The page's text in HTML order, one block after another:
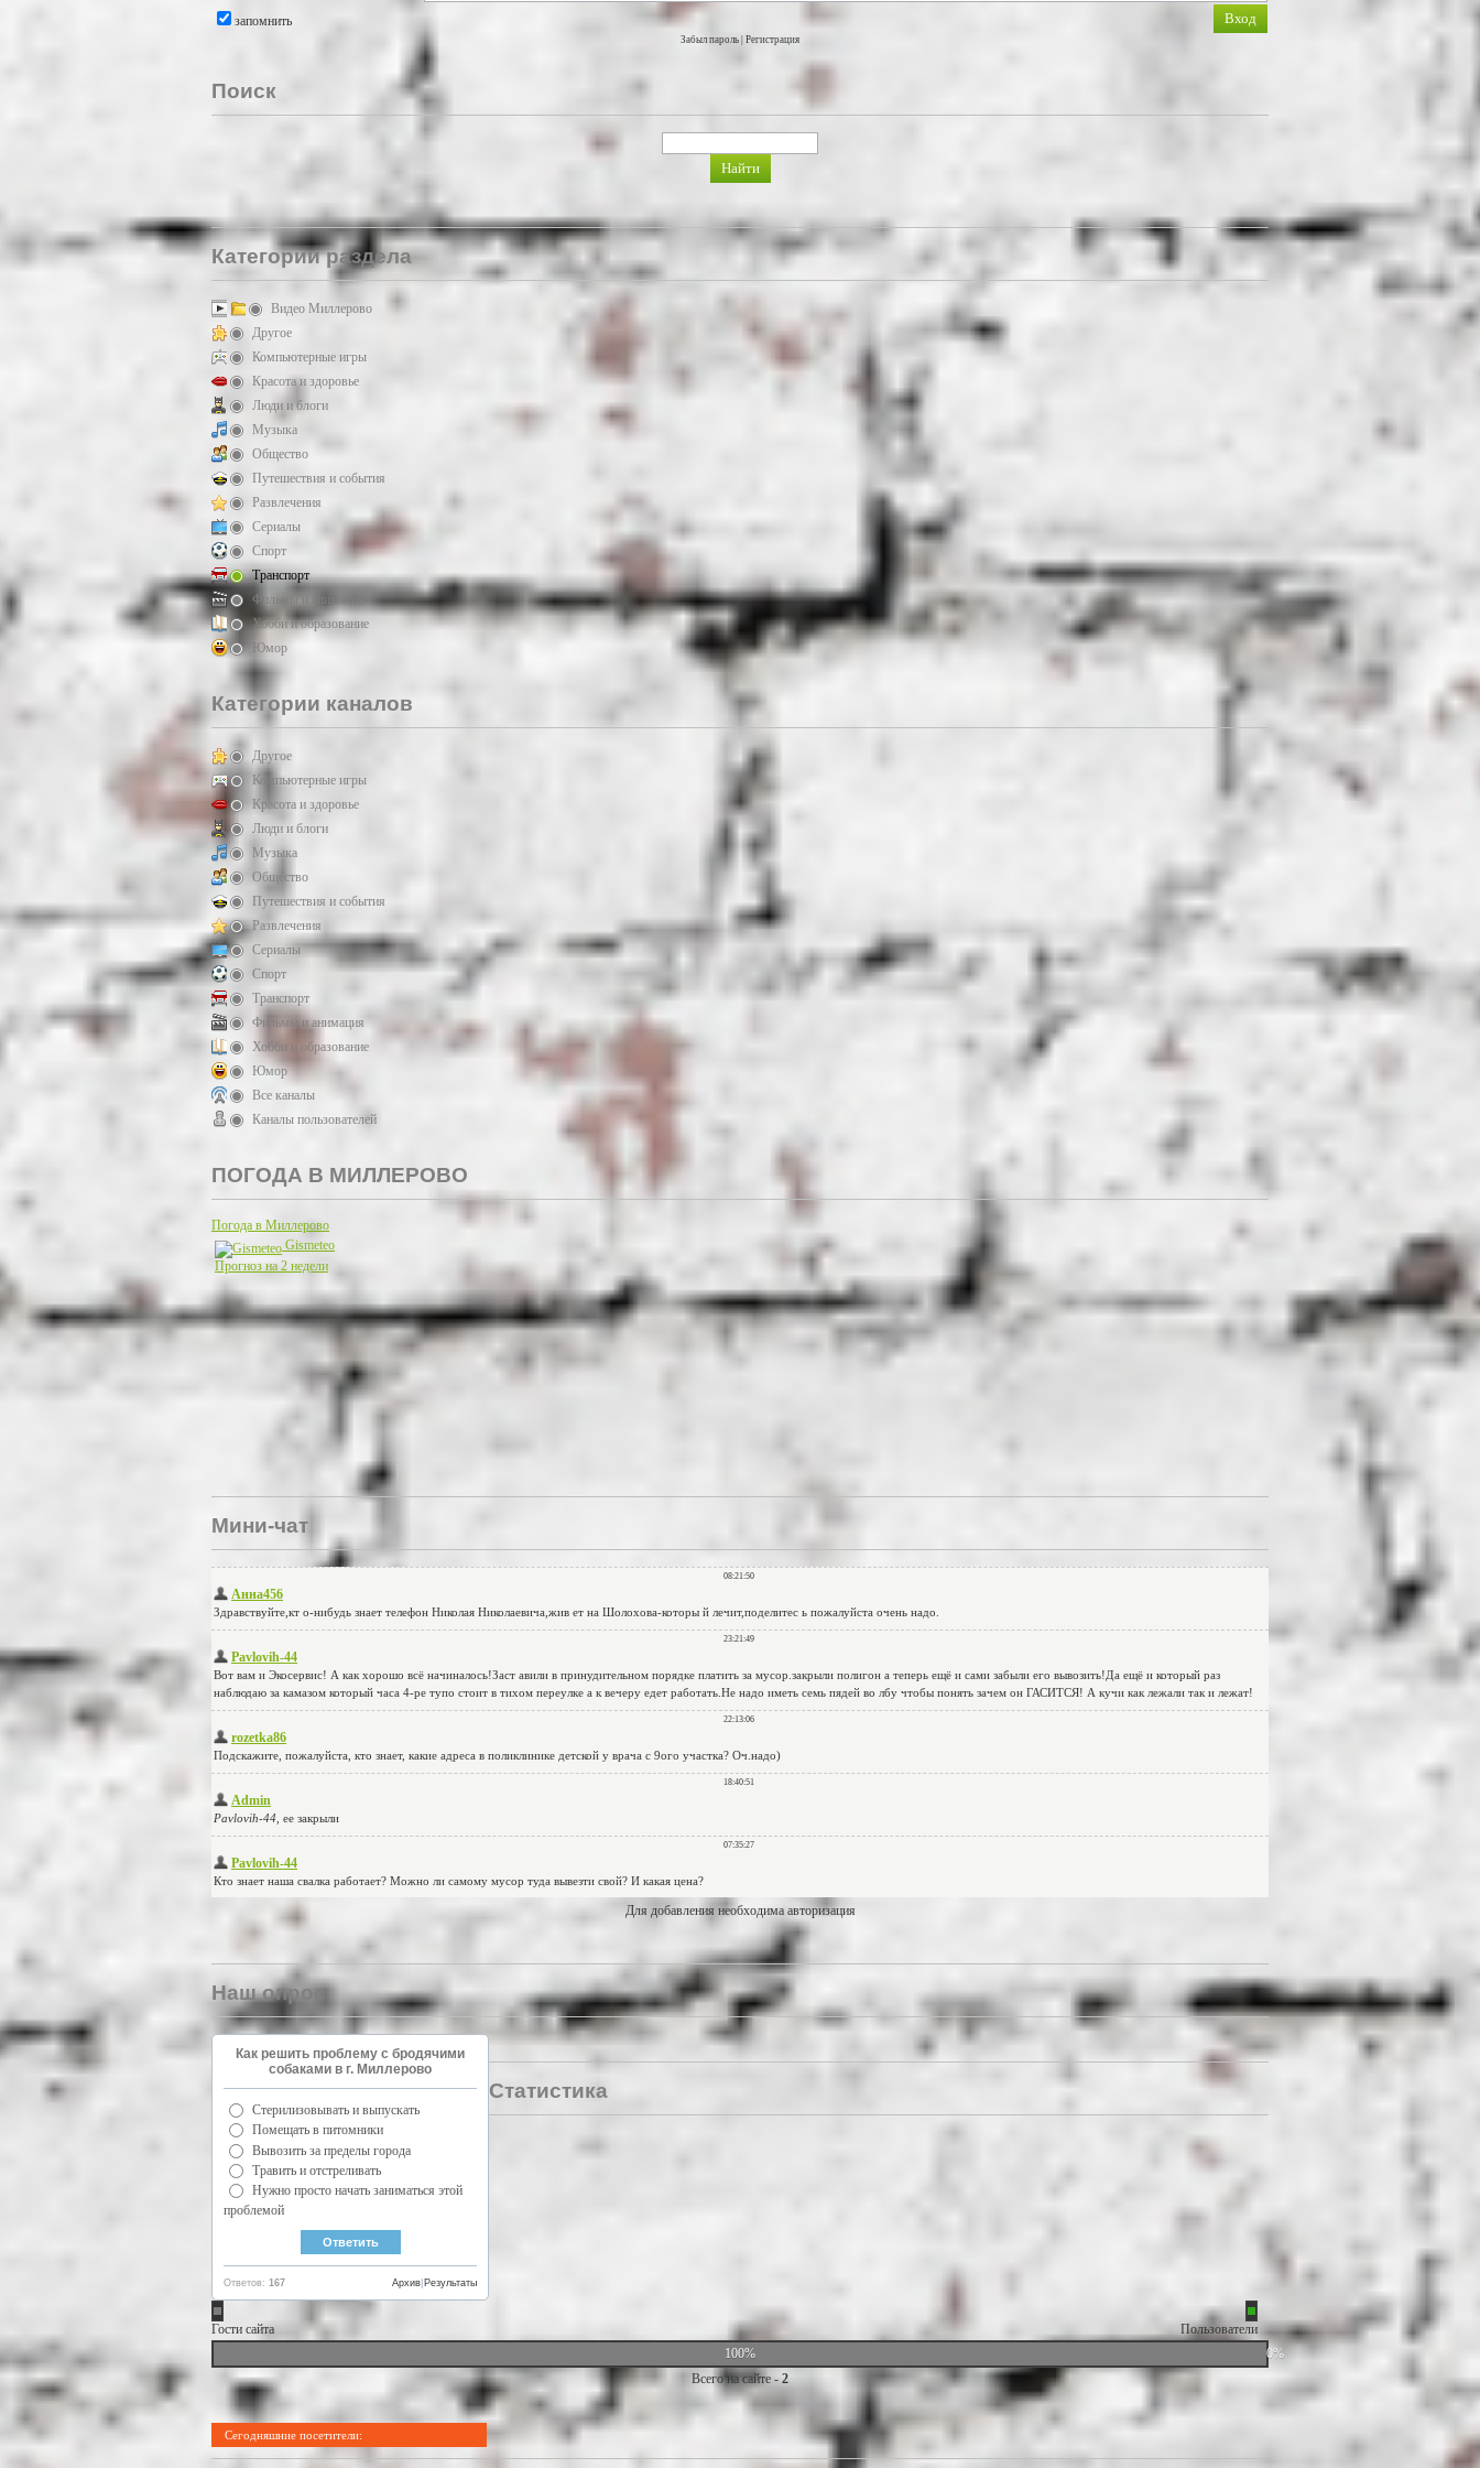
запомнить
Забыл пароль Регистрация
Поиск
Категории раздела
Видео Миллерово
Другое
Компьютерные игры
Красота и здоровье
Люди и блоги
Музыка
Общество
Путешествия и события
Развлечения
Сериалы
Спорт
Транспорт
Фильмы и анимация
Хобби и образование
Юмор
Категории каналов
Другое
Компьютерные игры
Красота и здоровье
Люди и блоги
Музыка
Общество
Путешествия и события
Развлечения
Сериалы
Спорт
Транспорт
Фильмы и анимация
Хобби и образование
Юмор
Все каналы
Каналы пользователей
ПОГОДА В МИЛЛЕРОВО
Погода в Миллерово
Gismeteo
Прогноз на 2 недели
Мини-чат
Для добавления необходима авторизация
Наш опрос
Как решить проблему с бродячими
собаками в г. Миллерово
Стерилизовывать и выпускать
Помещать в питомники
Вывозить за пределы города
Травить и отстреливать
Нужно просто начать заниматься этой
проблемой
Ответов: 167 Результаты
Архив
Статистика
Гости сайта
Пользователи
100%
0%
Всего на сайте -2
Сегодняшние посетители: